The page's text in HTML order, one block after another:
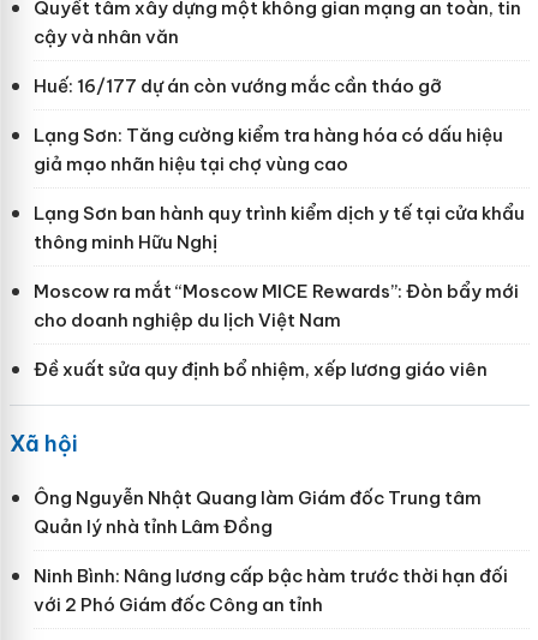
Quyết tâm xây dựng một không gian mạng an toàn, tin
cậy và nhân văn
Huế: 16/177 dự án còn vướng mắc cần tháo gỡ
Lạng Sơn: Tăng cường kiểm tra hàng hóa có dấu hiệu
giả mạo nhãn hiệu tại chợ vùng cao
Lạng Sơn ban hành quy trình kiểm dịch y tế tại cửa khẩu
thông minh Hữu Nghị
Moscow ra mắt “Moscow MICE Rewards”: Đòn bẩy mới
cho doanh nghiệp du lịch Việt Nam
Đề xuất sửa quy định bổ nhiệm, xếp lương giáo viên
Xã hội
Ông Nguyễn Nhật Quang làm Giám đốc Trung tâm
Quản lý nhà tỉnh Lâm Đồng
Ninh Bình: Nâng lương cấp bậc hàm trước thời hạn đối
với 2 Phó Giám đốc Công an tỉnh